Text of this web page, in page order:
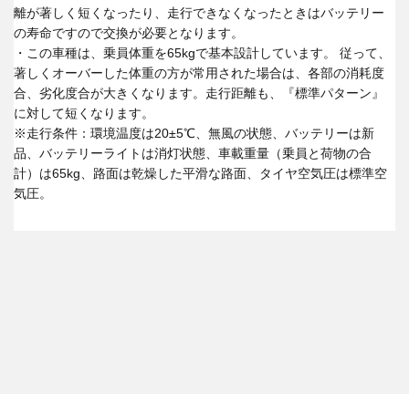
離が著しく短くなったり、走行できなくなったときはバッテリー
の寿命ですので交換が必要となります。
・この車種は、乗員体重を65kgで基本設計しています。 従って、
著しくオーバーした体重の方が常用された場合は、各部の消耗度
合、劣化度合が大きくなります。走行距離も、『標準パターン』
に対して短くなります。
※走行条件：環境温度は20±5℃、無風の状態、バッテリーは新
品、バッテリーライトは消灯状態、車載重量（乗員と荷物の合
計）は65kg、路面は乾燥した平滑な路面、タイヤ空気圧は標準空
気圧。